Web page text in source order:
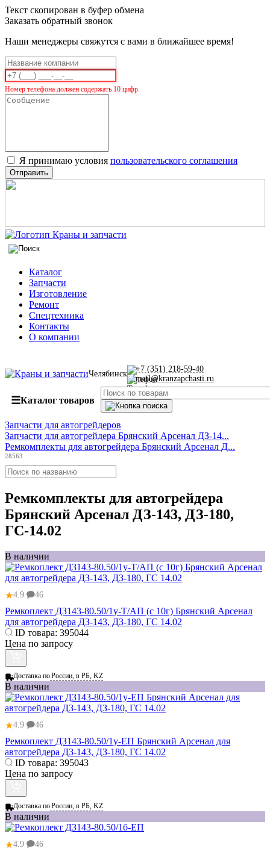
Текст скопирован в буфер обмена
Заказать обратный звонок
Наши менеджеры свяжутся с вами в ближайшее время!
Номер телефона должен содержать 10 цифр.
Я принимаю условия пользовательского соглашения
Отправить
Каталог
Запчасти
Изготовление
Ремонт
Спецтехника
Контакты
О компании
Челябинск
+7 (351) 218-59-40
mail@kranzapchasti.ru
☰Каталог товаров
Запчасти для автогрейдеров
Запчасти для автогрейдера Брянский Арсенал ДЗ-14...
Ремкомплекты для автогрейдера Брянский Арсенал Д...
28563
Ремкомплекты для автогрейдера
Брянский Арсенал ДЗ-143, ДЗ-180,
ГС-14.02
В наличии
★4.9 46
Ремкоплект ДЗ143-80.50/1у-Т/АП (с 10г) Брянский Арсенал
для автогрейдера ДЗ-143, ДЗ-180, ГС 14.02
ID товара: 395044
Цена по запросу
Доставка поРоссии, в РБ, KZ
В наличии
★4.9 46
Ремкоплект ДЗ143-80.50/1у-ЕП Брянский Арсенал для
автогрейдера ДЗ-143, ДЗ-180, ГС 14.02
ID товара: 395043
Цена по запросу
Доставка поРоссии, в РБ, KZ
В наличии
★4.9 46